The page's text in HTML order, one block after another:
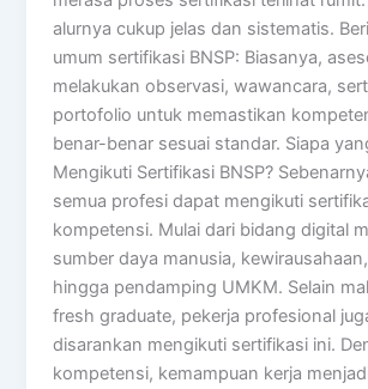
alurnya cukup jelas dan sistematis.
umum sertifikasi BNSP: Biasanya,
melakukan observasi, wawancara,
portofolio untuk memastikan
benar-benar sesuai standar. Siapa
Mengikuti Sertifikasi BNSP?
semua profesi dapat mengikuti
kompetensi. Mulai dari bidang digital
sumber daya manusia,
hingga pendamping UMKM. Selain
fresh graduate, pekerja profesional
disarankan mengikuti sertifikasi ini.
kompetensi, kemampuan kerja